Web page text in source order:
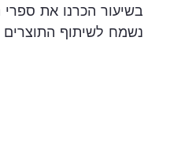
בשיעור הכרנו את ספרי
נשמח לשיתוף